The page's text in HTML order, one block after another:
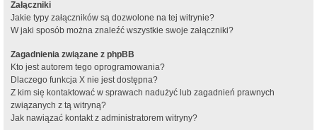
Załączniki
Jakie typy załączników są dozwolone na tej witrynie?
W jaki sposób można znaleźć wszystkie swoje załączniki?
Zagadnienia związane z phpBB
Kto jest autorem tego oprogramowania?
Dlaczego funkcja X nie jest dostępna?
Z kim się kontaktować w sprawach nadużyć lub zagadnień prawnych
związanych z tą witryną?
Jak nawiązać kontakt z administratorem witryny?